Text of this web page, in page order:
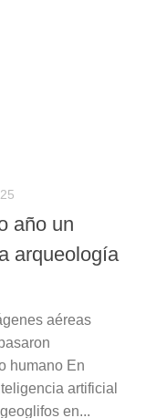
año un
arqueología
aéreas
humano En
artificial
en...